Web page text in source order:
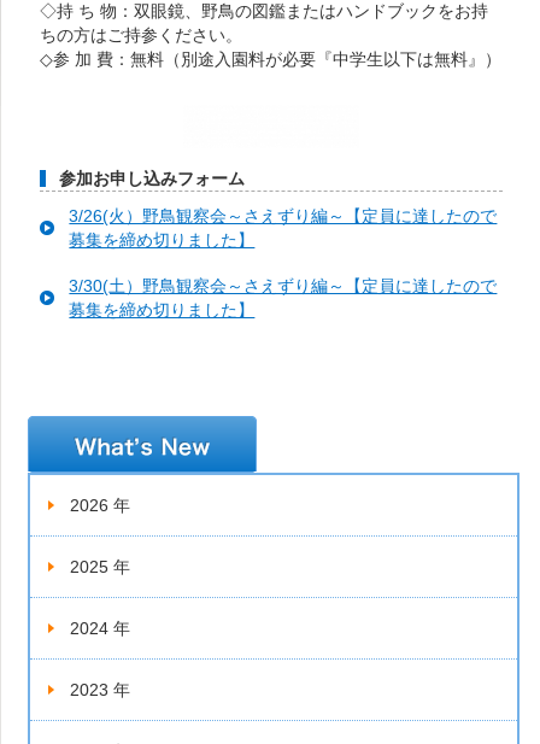
◇持 ち 物：双眼鏡、野鳥の図鑑またはハンドブックをお持
ちの方はご持参ください。
◇参 加 費：無料（別途入園料が必要『中学生以下は無料』）
参加お申し込みフォーム
3/26(火）野鳥観察会～さえずり編～【定員に達したので
募集を締め切りました】
3/30(土）野鳥観察会～さえずり編～【定員に達したので
募集を締め切りました】
2026 年
2025 年
2024 年
2023 年